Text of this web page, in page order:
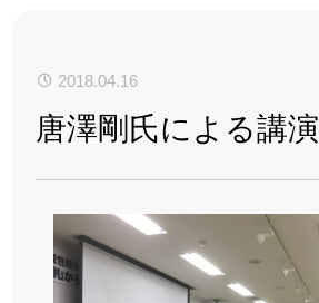
2018.04.16
唐澤剛氏による講演